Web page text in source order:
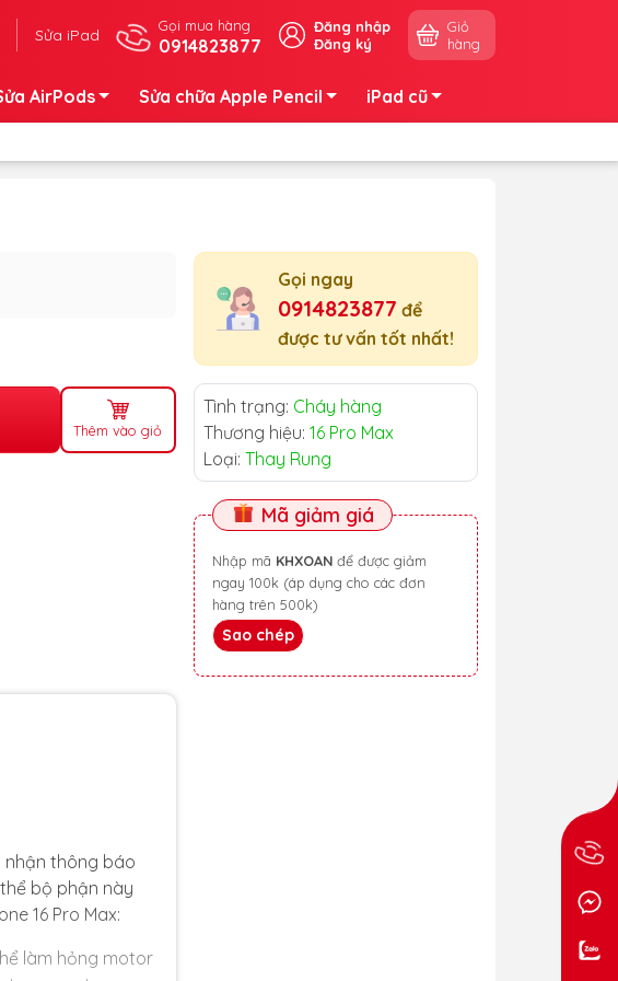
Sửa iPad Gọi mua hàng
0914823877
Đăng nhập
Đăng ký
Giỏ
hàng
AirPods Sửa chữa Apple Pencil iPad cũ
Thêm vào giỏ
Gọi ngay
0914823877 để
được tư vấn tốt nhất!
Tình trạng: Cháy hàng
Thương hiệu: 16 Pro Max
Loại: Thay Rung
Mã giảm giá
Nhập mã KHXOAN
ngay 100k (áp dụng cho các đơn
hàng trên 500k)
Sao chép
nhận thông báo
bộ phận này
16 Pro Max:
làm hỏng motor